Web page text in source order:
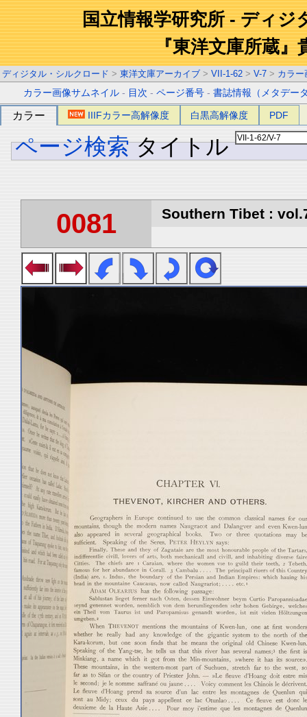
国立情報学研究所 - ディジ
『東洋文庫所蔵』
ディジタル・シルクロード > 東洋文庫アーカイブ > VII-1-62 > V-7 > カラー
カラー画像サムネイル - 目次 -ページ番号 -書誌情報（メタデー
カラー IIIFカラー高解像度 白黒高解像度 PDF
ページ検索 タイトル
0081 Southern Tibet :